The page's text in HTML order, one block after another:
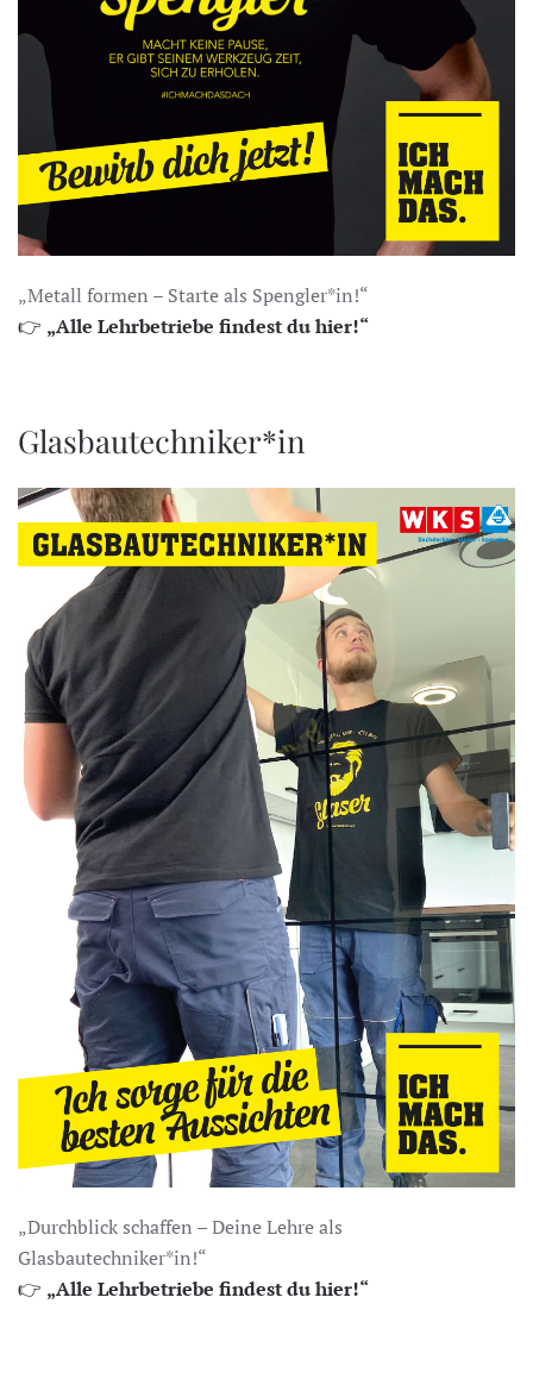
„Metall formen – Starte als Spengler*in!“
👉 „Alle Lehrbetriebe findest du hier!“
Glasbautechniker*in
„Durchblick schaffen – Deine Lehre als
Glasbautechniker*in!“
👉 „Alle Lehrbetriebe findest du hier!“